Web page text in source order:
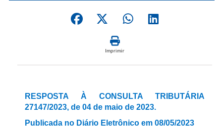
Imprimir
RESPOSTA À CONSULTA TRIBUTÁRIA
27147/2023, de 04 de maio de 2023.
Publicada no Diário Eletrônico em 08/05/2023